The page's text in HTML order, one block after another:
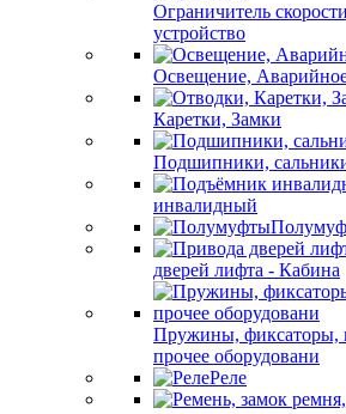
Ограничитель
устройство
Освещение,
Каретки, Замки
Подшипники,
инвалидный
дверей лифта - Кабина
Пружины, фиксаторы,
прочее оборудовани
Реле